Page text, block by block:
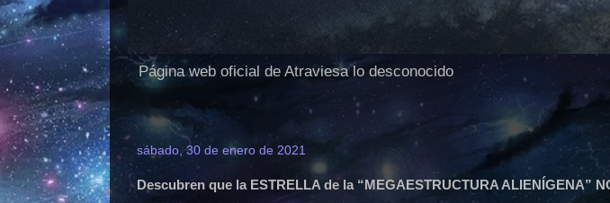
Página web oficial de Atraviesa lo desconocido
sábado, 30 de enero de 2021
Descubren que la ESTRELLA de la “MEGAESTRUCTURA ALIENÍGENA”